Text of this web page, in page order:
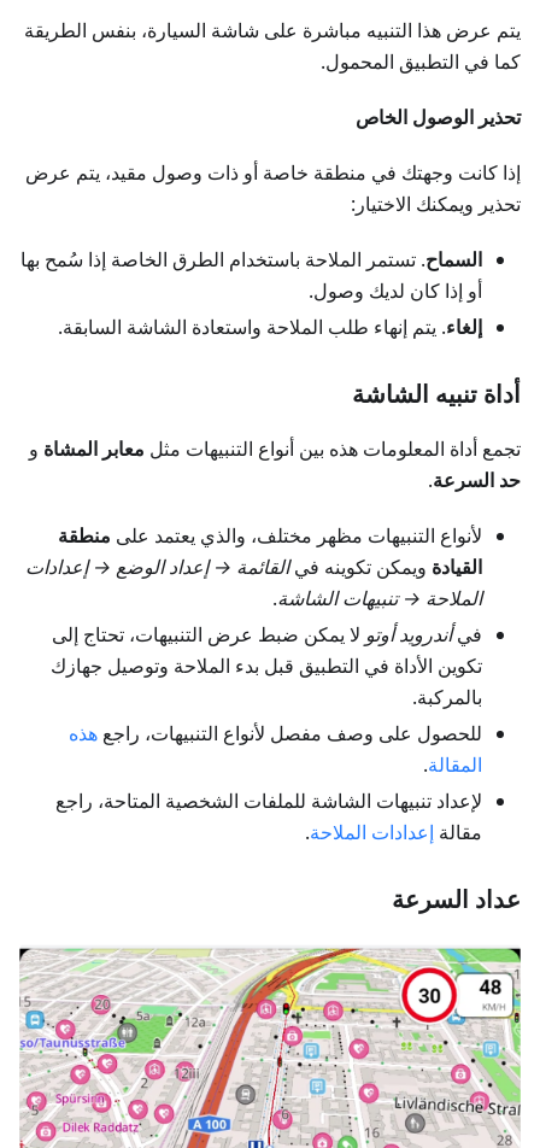
يتم عرض هذا التنبيه مباشرة على شاشة السيارة، بنفس الطريقة
كما في التطبيق المحمول.
تحذير الوصول الخاص
إذا كانت وجهتك في منطقة خاصة أو ذات وصول مقيد، يتم عرض
تحذير ويمكنك الاختيار:
السماح. تستمر الملاحة باستخدام الطرق الخاصة إذا سُمح بها
أو إذا كان لديك وصول.
إلغاء. يتم إنهاء طلب الملاحة واستعادة الشاشة السابقة.
أداة تنبيه الشاشة
تجمع أداة المعلومات هذه بين أنواع التنبيهات مثل معابر المشاة و
حد السرعة.
لأنواع التنبيهات مظهر مختلف، والذي يعتمد على منطقة
القيادة ويمكن تكوينه فيالقائمة → إعداد الوضع → إعدادات
الملاحة → تنبيهات الشاشة.
فيأندرويد أوتو لا يمكن ضبط عرض التنبيهات، تحتاج إلى
تكوين الأداة في التطبيق قبل بدء الملاحة وتوصيل جهازك
بالمركبة.
للحصول على وصف مفصل لأنواع التنبيهات، راجع هذه
المقالة.
لإعداد تنبيهات الشاشة للملفات الشخصية المتاحة، راجع
مقالة إعدادات الملاحة.
عداد السرعة